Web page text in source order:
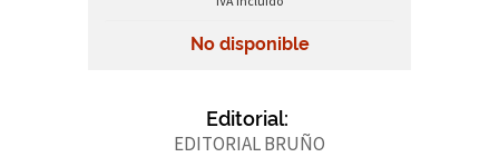
No disponible
Editorial:
EDITORIAL BRUÑO